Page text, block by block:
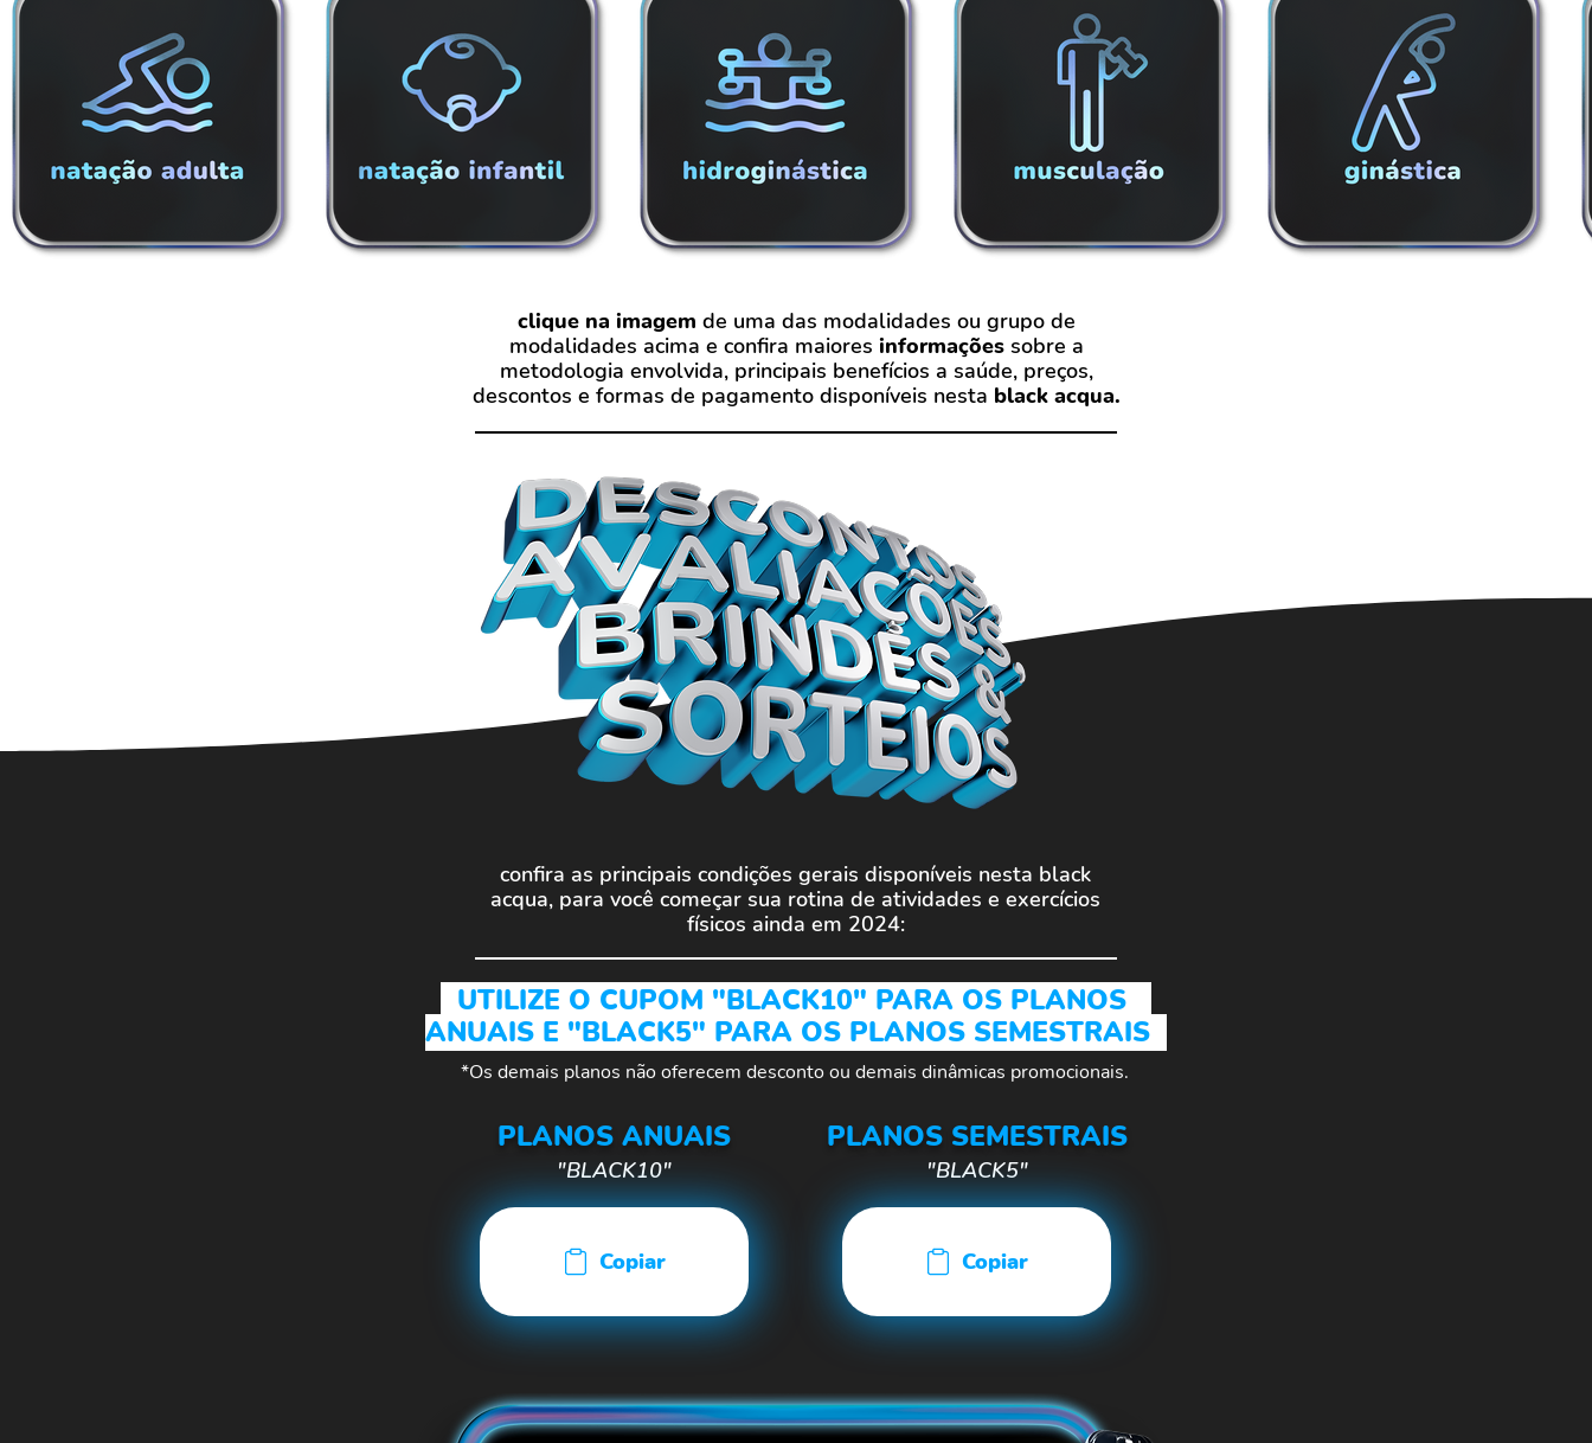
clique na imagem de uma das modalidades ou grupo de
modalidades acima e confira maiores informações sobre a
metodologia envolvida, principais benefícios a saúde, preços,
descontos e formas de pagamento disponíveis nesta black acqua.
confira as principais condições gerais disponíveis nesta black
acqua, para você começar sua rotina de atividades e exercícios
físicos ainda em 2024:
UTILIZE O CUPOM "BLACK10" PARA OS PLANOS
ANUAIS E "BLACK5" PARA OS PLANOS SEMESTRAIS
*Os demais planos não oferecem desconto ou demais dinâmicas promocionais.
PLANOS ANUAIS
"BLACK10"
Copiar
PLANOS SEMESTRAIS
"BLACK5"
Copiar